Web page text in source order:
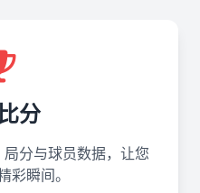
分
分与球员数据，让您
彩瞬间。